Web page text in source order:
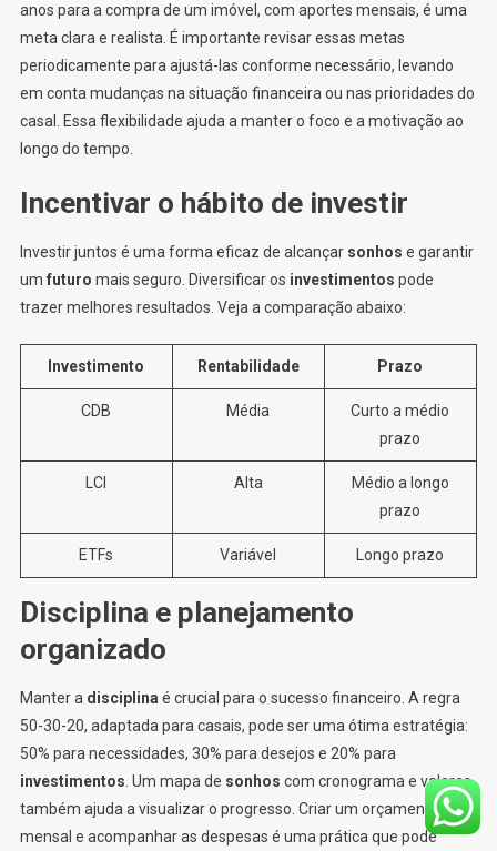
anos para a compra de um imóvel, com aportes mensais, é uma
meta clara e realista. É importante revisar essas metas
periodicamente para ajustá-las conforme necessário, levando
em conta mudanças na situação financeira ou nas prioridades do
casal. Essa flexibilidade ajuda a manter o foco e a motivação ao
longo do tempo.
Incentivar o hábito de investir
Investir juntos é uma forma eficaz de alcançar sonhos e garantir
um futuro mais seguro. Diversificar os investimentos pode
trazer melhores resultados. Veja a comparação abaixo:
Investimento Rentabilidade Prazo
CDB Média
Curto a médio
prazo
LCI Alta
Médio a longo
prazo
ETFs Variável Longo prazo
Disciplina e planejamento
organizado
Manter a disciplina é crucial para o sucesso financeiro. A regra
50-30-20, adaptada para casais, pode ser uma ótima estratégia:
50% para necessidades, 30% para desejos e 20% para
investimentos. Um mapa de sonhos com cronograma e valores
também ajuda a visualizar o progresso. Criar um orçamento
mensal e acompanhar as despesas é uma prática que pode